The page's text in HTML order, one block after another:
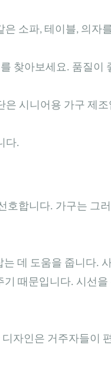
소파, 테이블, 의자
찾아보세요. 품질이
시니어용 가구 제
다.
호합니다. 가구는 그
데 도움을 줍니다.
때문입니다. 시선
자인은 거주자들이